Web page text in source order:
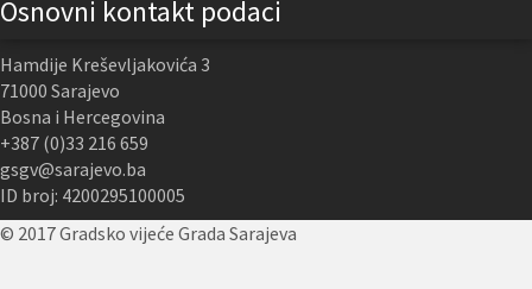
Osnovni kontakt podaci
Hamdije Kreševljakovića 3
71000 Sarajevo
Bosna i Hercegovina
+387 (0)33 216 659
gsgv@sarajevo.ba
ID broj: 4200295100005
© 2017 Gradsko vijeće Grada Sarajeva